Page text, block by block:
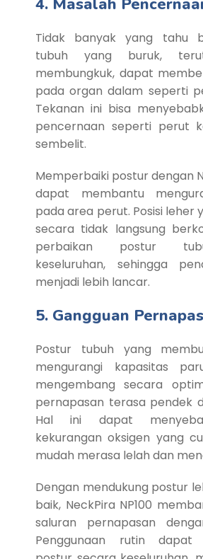
4. Masalah
Tidak banyak yang tahu
tubuh yang buruk,
membungkuk, dapat
pada organ dalam seperti
Tekanan ini bisa
pencernaan seperti perut
sembelit.
Memperbaiki postur dengan
dapat membantu
pada area perut. Posisi leher
secara tidak langsung
perbaikan postur
keseluruhan, sehingga
menjadi lebih lancar.
5. Gangguan
Postur tubuh yang
mengurangi kapasitas
mengembang secara
pernapasan terasa pendek
Hal ini dapat
kekurangan oksigen yang
mudah merasa lelah dan
Dengan mendukung postur
baik, NeckPira NP100
saluran pernapasan
Penggunaan rutin dapat